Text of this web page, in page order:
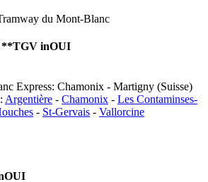
**TGV inOUI
Express: Chamonix - Martigny (Suisse)
Argentière - Chamonix - Les Contaminses-
- St-Gervais - Vallorcine